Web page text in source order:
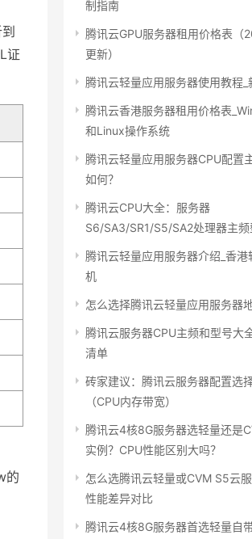
证
的
制指南
腾讯云GPU服务器租用价格表（
更新）
腾讯云轻量应用服务器使用教程_
腾讯云香港服务器租用价格表
和Linux操作系统
腾讯云轻量应用服务器CPU配置
如何？
腾讯云CPU大全：服务器
S6/SA3/SR1/S5/SA2处理器主频
腾讯云轻量应用服务器介绍_香港
机
怎么选择腾讯云轻量应用服务器
腾讯云服务器CPU主频和型号大
清单
砖家建议：腾讯云服务器配置选
（CPU内存带宽）
腾讯云4核8G服务器选轻量还是
实例？CPU性能区别大吗？
怎么选腾讯云轻量或CVM S5云服
性能差异对比
腾讯云4核8G服务器首选轻量自